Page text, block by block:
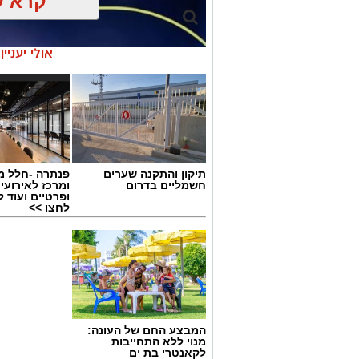
צילום: דוברות המשטרה
יש לכם מידע חשוב שטרם נחשף?
בכתבה? נשמח שתשתפו אותנו
גיוס
במסגרת התפקיד יידרש המועמד להוביל
ולהוביל צוות מקצועי, לפתח תוכניות
אולי
תיקון והתקנה שערים
חשמליים בדרום
פנתרה -חלל
ומרכז
ופרטיים ועוד
לחצו >>
המבצע החם של העונה:
מנוי ללא התחייבות
לקאנטרי בת ים